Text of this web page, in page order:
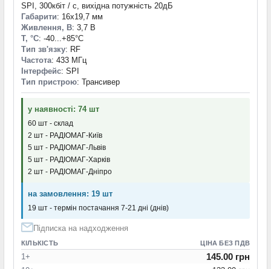
SPI, 300кбіт / с, вихідна потужність 20дБ
Габарити: 16x19,7 мм
Живлення, В: 3,7 В
T, °С: -40...+85°С
Тип зв'язку: RF
Частота: 433 МГц
Інтерфейс: SPI
Тип пристрою: Трансивер
у наявності: 74 шт
60 шт - склад
2 шт - РАДІОМАГ-Київ
5 шт - РАДІОМАГ-Львів
5 шт - РАДІОМАГ-Харків
2 шт - РАДІОМАГ-Дніпро
на замовлення: 19 шт
19 шт - термін постачання 7-21 дні (днів)
Підписка на надходження
КІЛЬКІСТЬ ЦІНА БЕЗ ПДВ
1+ 145.00 грн